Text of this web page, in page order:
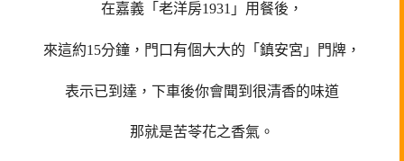
在嘉義「老洋房1931」用餐後，
來這約15分鐘，門口有個大大的「鎮安宮」門牌，
表示已到達，下車後你會聞到很清香的味道
那就是苦苓花之香氣。